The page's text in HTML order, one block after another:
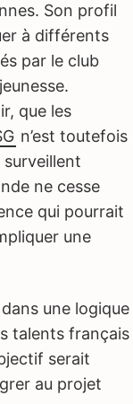
Son profil
à différents
par le club
que les
n’est toutefois
surveillent
ne cesse
qui pourrait
une
une logique
talents français
serait
au projet